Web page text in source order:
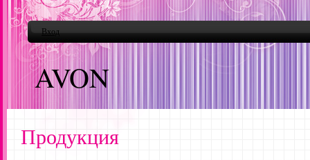
AVON
Вход
Продукция